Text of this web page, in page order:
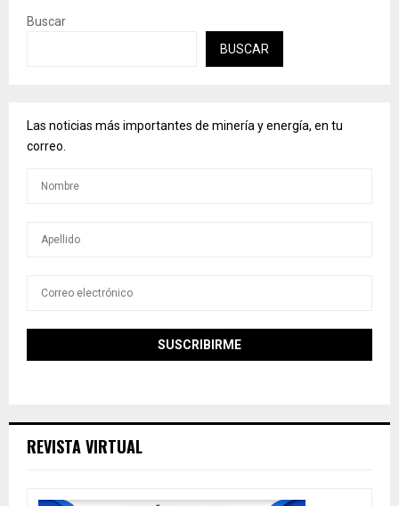
Buscar
BUSCAR
Las noticias más importantes de minería y energía, en tu
correo.
REVISTA VIRTUAL